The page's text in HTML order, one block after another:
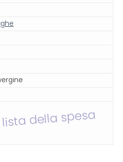
della spesa